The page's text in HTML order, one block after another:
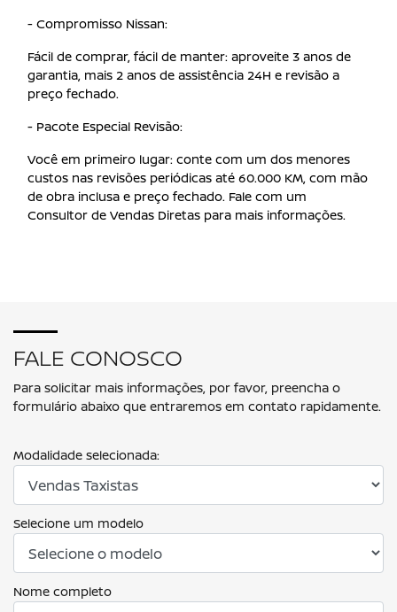
- Compromisso Nissan:
Fácil de comprar, fácil de manter: aproveite 3 anos de
garantia, mais 2 anos de assistência 24H e revisão a
preço fechado.
- Pacote Especial Revisão:
Você em primeiro lugar: conte com um dos menores
custos nas revisões periódicas até 60.000 KM, com mão
de obra inclusa e preço fechado. Fale com um
Consultor de Vendas Diretas para mais informações.
FALE CONOSCO
Para solicitar mais informações, por favor, preencha o
formulário abaixo que entraremos em contato rapidamente.
Modalidade selecionada:
Selecione um modelo
Nome completo